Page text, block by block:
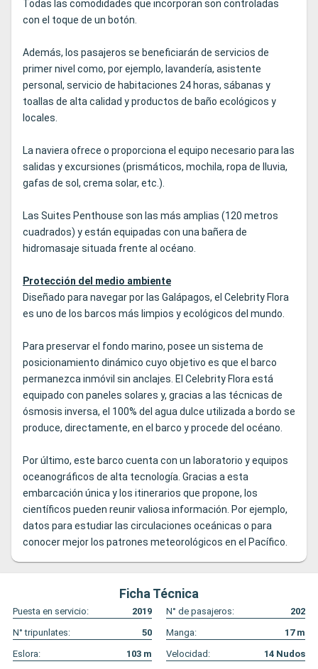
Todas las comodidades que incorporan son controladas
con el toque de un botón.
Además, los pasajeros se beneficiarán de servicios de
primer nivel como, por ejemplo, lavandería, asistente
personal, servicio de habitaciones 24 horas, sábanas y
toallas de alta calidad y productos de baño ecológicos y
locales.
La naviera ofrece o proporciona el equipo necesario para las
salidas y excursiones (prismáticos, mochila, ropa de lluvia,
gafas de sol, crema solar, etc.).
Las Suites Penthouse son las más amplias (120 metros
cuadrados) y están equipadas con una bañera de
hidromasaje situada frente al océano.
Protección del medio ambiente
Diseñado para navegar por las Galápagos, el Celebrity Flora
es uno de los barcos más limpios y ecológicos del mundo.
Para preservar el fondo marino, posee un sistema de
posicionamiento dinámico cuyo objetivo es que el barco
permanezca inmóvil sin anclajes. El Celebrity Flora está
equipado con paneles solares y, gracias a las técnicas de
ósmosis inversa, el 100% del agua dulce utilizada a bordo se
produce, directamente, en el barco y procede del océano.
Por último, este barco cuenta con un laboratorio y equipos
oceanográficos de alta tecnología. Gracias a esta
embarcación única y los itinerarios que propone, los
científicos pueden reunir valiosa información. Por ejemplo,
datos para estudiar las circulaciones oceánicas o para
conocer mejor los patrones meteorológicos en el Pacífico.
Ficha Técnica
Puesta en servicio: 2019 N° de pasajeros:
202
N° tripunlates:
50 Manga: 17m
Eslora:
103 m Velocidad: 14 Nudos